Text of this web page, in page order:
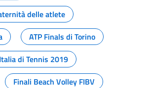
delle atlete
ATP Finals di Torino
di Tennis 2019
Finali Beach Volley FIBV